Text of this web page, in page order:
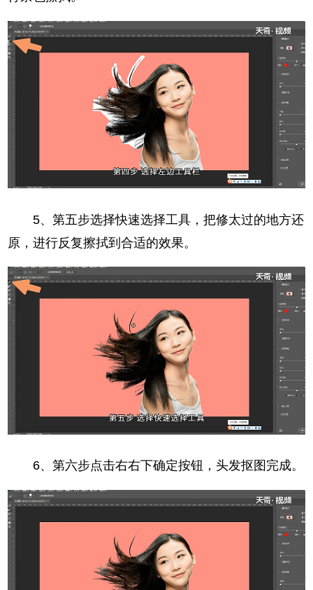
5、第五步选择快速选择工具，把修太过的地方还
原，进行反复擦拭到合适的效果。
6、第六步点击右右下确定按钮，头发抠图完成。